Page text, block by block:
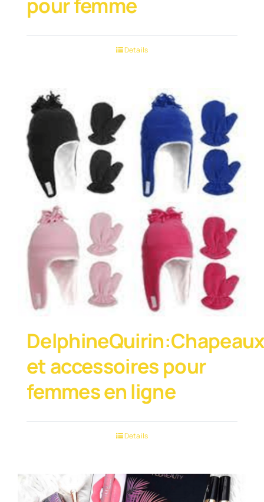
Details
et accessoires pour
femmes en ligne
Details